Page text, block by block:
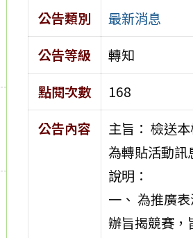
公告類別
最新消息
公告等級
轉知
點閱次數
168
公告內容
主旨： 檢送
為轉貼活動訊
說明：
一、 為推廣
辦旨揭競賽，